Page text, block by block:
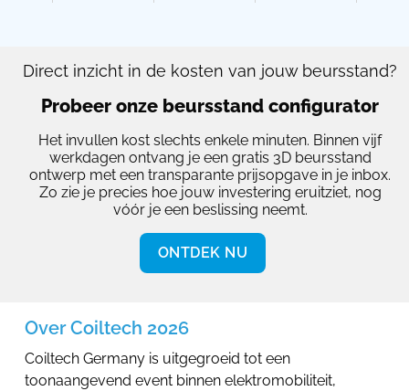
Direct inzicht in de kosten van jouw beursstand?
Probeer onze beursstand configurator
Het invullen kost slechts enkele minuten. Binnen vijf
werkdagen ontvang je een gratis 3D beursstand
ontwerp met een transparante prijsopgave in je inbox.
Zo zie je precies hoe jouw investering eruitziet, nog
vóór je een beslissing neemt.
ONTDEK NU
Over Coiltech 2026
Coiltech Germany is uitgegroeid tot een
toonaangevend event binnen elektromobiliteit,